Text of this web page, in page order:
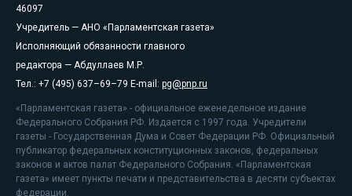
46097
Учредитель — АНО «Парламентская газета»
Исполняющий обязанности главного
редактора — Абдуллаев М.Р.
Тел.: +7 (495) 637–69–79 E-mail: pg@pnp.ru
«Парламентская газета» - официальное еженедельное издание
Федерального Собрания РФ. Издается с 1997 года. Учредители
газеты - Государственная Дума и Совет Федерации РФ. Официальный
публикатор федеральных конституционных законов, федеральных
законов и актов палат Федерального Собрания. «Парламентская
газета» имеет пункты печати и представительства в десяти субъектах
федерации.